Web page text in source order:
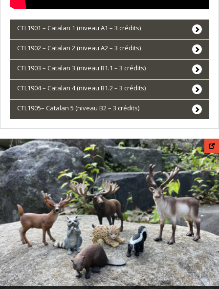
CTL1901 – Catalan 1 (niveau A1 – 3 crédits)
CTL1902 – Catalan 2 (niveau A2 – 3 crédits)
CTL1903 – Catalan 3 (niveau B1.1 – 3 crédits)
CTL1904 – Catalan 4 (niveau B1.2 – 3 crédits)
CTL1905– Catalan 5 (niveau B2 – 3 crédits)